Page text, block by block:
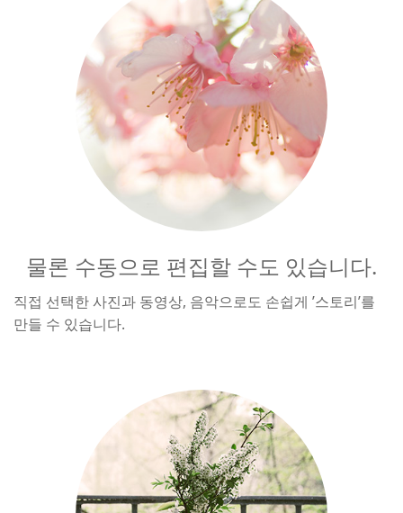
물론 수동으로 편집할 수도 있습니다.
직접 선택한 사진과 동영상, 음악으로도 손쉽게 ’스토리’를
만들 수 있습니다.